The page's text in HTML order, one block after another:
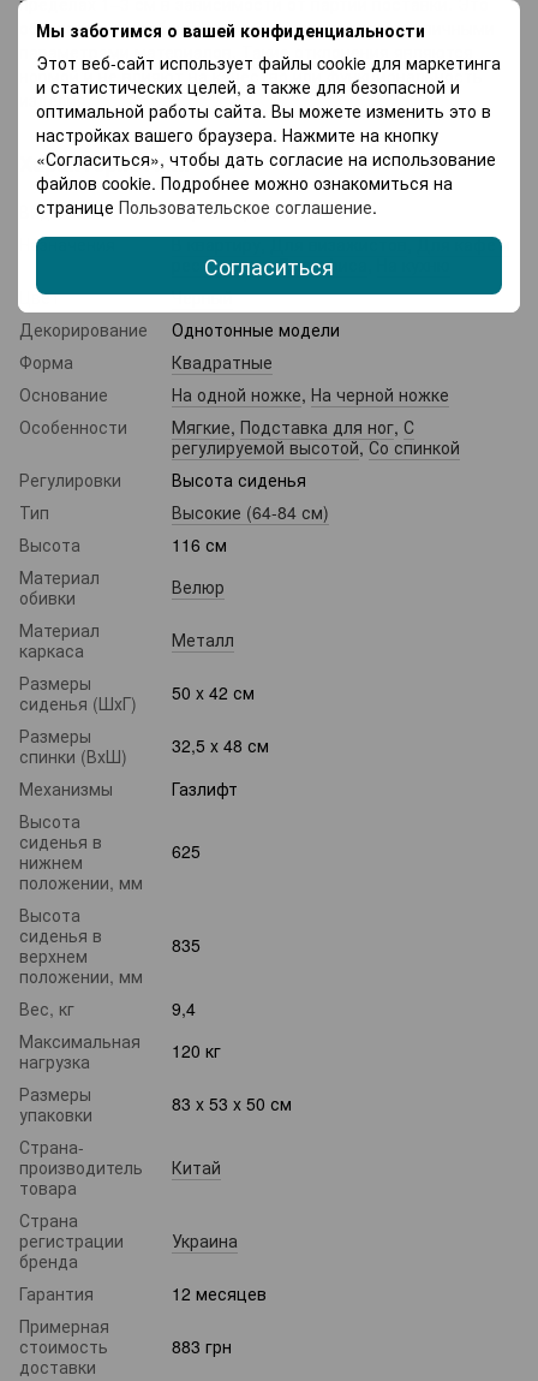
Мы заботимся о вашей конфиденциальности
Этот веб-сайт использует файлы cookie для маркетинга
и статистических целей, а также для безопасной и
оптимальной работы сайта. Вы можете изменить это в
настройках вашего браузера. Нажмите на кнопку
«Согласиться», чтобы дать согласие на использование
файлов cookie. Подробнее можно ознакомиться на
странице Пользовательское соглашение.
Согласиться
обусловлено особенностями производства и различными
параметрами материалов. Такие отклонения являются
нормой и не влияют на качество или функциональность
изделия.
Характеристики
Вид
Барное кресло
Назначения
В квартиру,Для визажистов,Для кафе и
ресторанов,Для офиса
Цвет
Черный
Декорирование
Однотонные модели
Форма
Квадратные
Основание
На одной ножке, На черной ножке
Особенности
Мягкие, Подставка для ног, С
регулируемой высотой,Со спинкой
Регулировки
Высота сиденья
Тип
Высокие (64-84 см)
Высота
116 см
Материал
обивки
Велюр
Материал
каркаса
Металл
Размеры
сиденья (ШхГ)
50 x 42 см
Размеры
спинки (ВхШ)
32,5 x 48 см
Механизмы
Газлифт
Высота
сиденья в
нижнем
положении, мм
625
Высота
сиденья в
верхнем
положении, мм
835
Вес, кг
9,4
Максимальная
нагрузка
120 кг
Размеры
упаковки
83 x 53 x 50 см
Страна-
производитель
товара
Китай
Страна
регистрации
бренда
Украина
Гарантия
12 месяцев
Примерная
стоимость
доставки
883 грн